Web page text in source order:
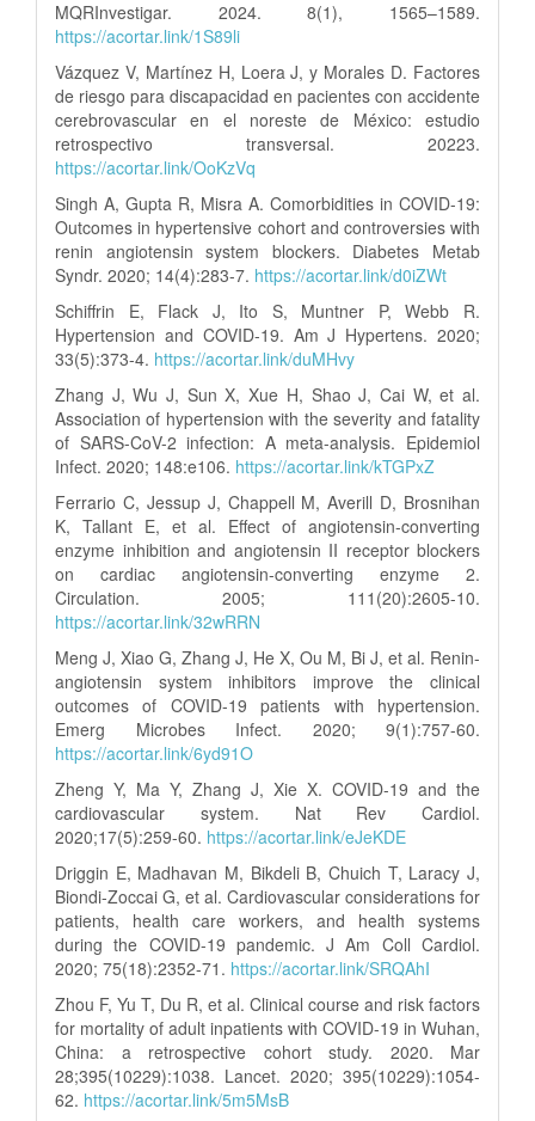
MQRInvestigar. 2024. 8(1), 1565–1589.
https://acortar.link/1S89li
Vázquez V, Martínez H, Loera J, y Morales D. Factores
de riesgo para discapacidad en pacientes con accidente
cerebrovascular en el noreste de México: estudio
retrospectivo transversal. 20223.
https://acortar.link/OoKzVq
Singh A, Gupta R, Misra A. Comorbidities in COVID-19:
Outcomes in hypertensive cohort and controversies with
renin angiotensin system blockers. Diabetes Metab
Syndr. 2020; 14(4):283-7. https://acortar.link/d0iZWt
Schiffrin E, Flack J, Ito S, Muntner P, Webb R.
Hypertension and COVID-19. Am J Hypertens. 2020;
33(5):373-4. https://acortar.link/duMHvy
Zhang J, Wu J, Sun X, Xue H, Shao J, Cai W, et al.
Association of hypertension with the severity and fatality
of SARS-CoV-2 infection: A meta-analysis. Epidemiol
Infect. 2020; 148:e106. https://acortar.link/kTGPxZ
Ferrario C, Jessup J, Chappell M, Averill D, Brosnihan
K, Tallant E, et al. Effect of angiotensin-converting
enzyme inhibition and angiotensin II receptor blockers
on cardiac angiotensin-converting enzyme 2.
Circulation. 2005; 111(20):2605-10.
https://acortar.link/32wRRN
Meng J, Xiao G, Zhang J, He X, Ou M, Bi J, et al. Renin-
angiotensin system inhibitors improve the clinical
outcomes of COVID-19 patients with hypertension.
Emerg Microbes Infect. 2020; 9(1):757-60.
https://acortar.link/6yd91O
Zheng Y, Ma Y, Zhang J, Xie X. COVID-19 and the
cardiovascular system. Nat Rev Cardiol.
2020;17(5):259-60. https://acortar.link/eJeKDE
Driggin E, Madhavan M, Bikdeli B, Chuich T, Laracy J,
Biondi-Zoccai G, et al. Cardiovascular considerations for
patients, health care workers, and health systems
during the COVID-19 pandemic. J Am Coll Cardiol.
2020; 75(18):2352-71. https://acortar.link/SRQAhI
Zhou F, Yu T, Du R, et al. Clinical course and risk factors
for mortality of adult inpatients with COVID-19 in Wuhan,
China: a retrospective cohort study. 2020. Mar
28;395(10229):1038. Lancet. 2020; 395(10229):1054-
62. https://acortar.link/5m5MsB